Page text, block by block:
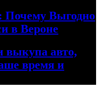
Почему Выгодно
в Вероне
выкупа авто,
время и